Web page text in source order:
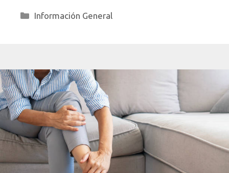
Categorías
Información General